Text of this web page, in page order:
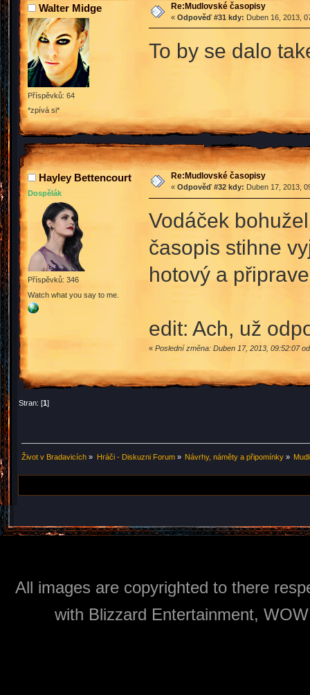
Walter Midge
Příspěvků: 64
*zpívá si*
Re:Mudlovské časopisy
« Odpověď #31 kdy: Duben 16, 2013,
To by se dalo
Hayley Bettencourt
Dospělák
Příspěvků: 346
Watch what you say to me.
Re:Mudlovské časopisy
« Odpověď #32 kdy: Duben 17, 2013,
Vodáček
časopis stihne
hotový a
edit: Ach, už
« Poslední změna: Duben 17, 2013, 09:52:07
Stran: [1]
Život v Bradavicích » Hráči - Diskuzni Forum» Návrhy, náměty a připomínky»
All images are copyrighted to there
with Blizzard Entertainment,